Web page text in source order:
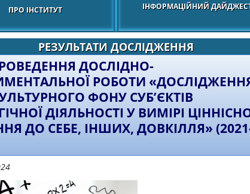
ПРО ІНСТИТУТ ІНФОРМАЦІЙНИЙ
РЕЗУЛЬТАТИ ДОСЛІДЖЕННЯ
ДОСЛІДНО-
РОБОТИ
ФОНУ СУБ’ЄКТІВ
ДІЯЛЬНОСТІ У ВИМІРІ
ДО СЕБЕ, ІНШИХ, ДОВКІЛЛЯ»